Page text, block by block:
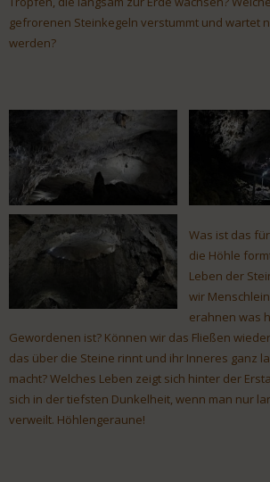
gefrorenen Steinkegeln verstummt und wartet
werden?
Was ist das
die Höhle
Leben der
wir
erahnen was
Gewordenen ist? Können wir das Fließen
das über die Steine rinnt und ihr Inneres ganz
macht? Welches Leben zeigt sich hinter der
sich in der tiefsten Dunkelheit, wenn man nur
verweilt. Höhlengeraune!